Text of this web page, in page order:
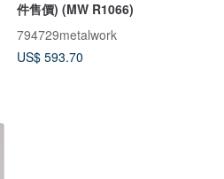
件售價) (MW R1066)
794729metalwork
US$ 593.70